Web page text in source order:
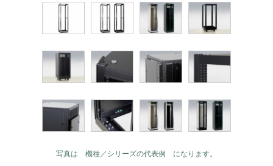
写真は 機種／シリーズの代表例 になります。